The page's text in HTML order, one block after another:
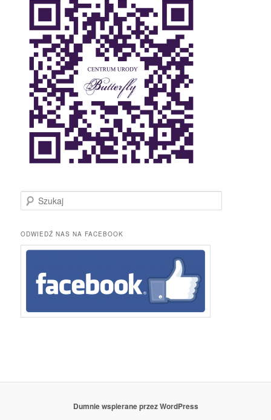
z
k
a
ODWIEDŹ NAS NA FACEBOOK
Dumnie wspierane przez WordPress